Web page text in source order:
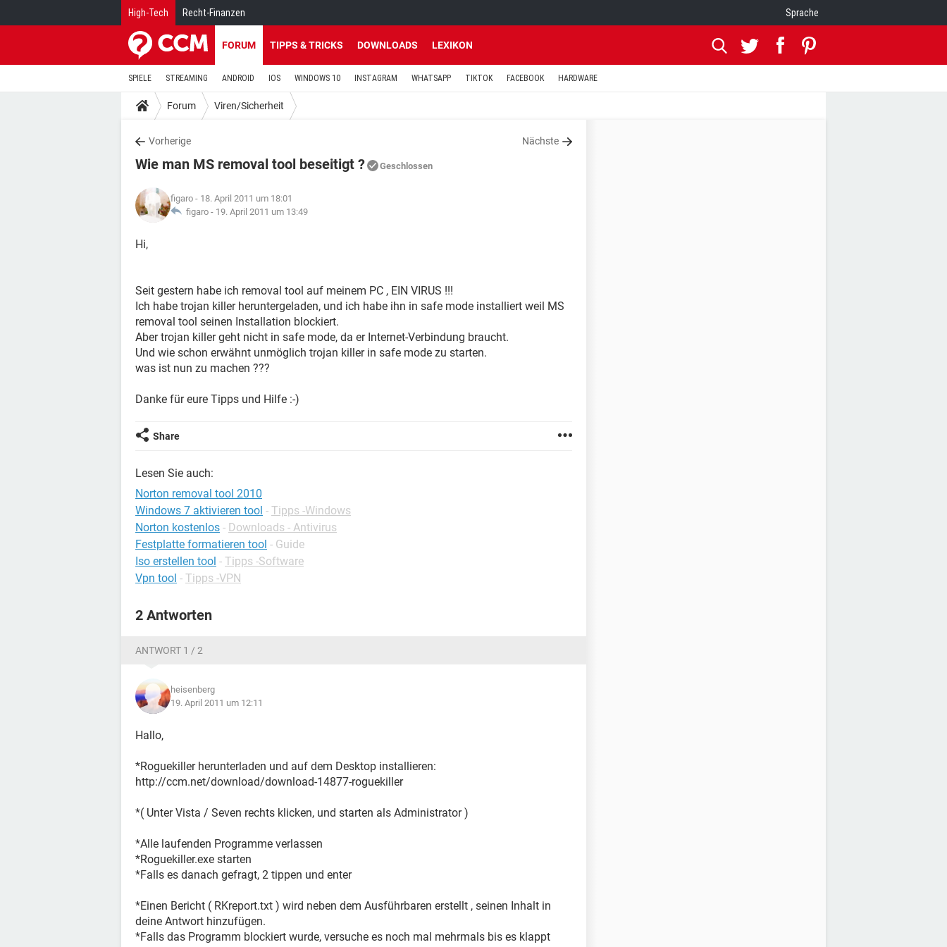
High-Tech Recht-Finanzen Sprache
FORUM TIPPS & TRICKS DOWNLOADS LEXIKON
SPIELE STREAMING ANDROID IOS WINDOWS 10 INSTAGRAM WHATSAPP TIKTOK FACEBOOK HARDWARE
Forum Viren/Sicherheit
Vorherige Nächste
Wie man MS removal tool beseitigt ? Geschlossen
figaro - 18. April 2011 um 18:01
figaro - 19. April 2011 um 13:49
Hi,
Seit gestern habe ich removal tool auf meinem PC , EIN VIRUS !!!
Ich habe trojan killer heruntergeladen, und ich habe ihn in safe mode installiert weil MS
removal tool seinen Installation blockiert.
Aber trojan killer geht nicht in safe mode, da er Internet-Verbindung braucht.
Und wie schon erwähnt unmöglich trojan killer in safe mode zu starten.
was ist nun zu machen ???
Danke für eure Tipps und Hilfe :-)
Share
Lesen Sie auch:
Norton removal tool 2010
Windows 7 aktivieren tool - Tipps -Windows
Norton kostenlos - Downloads - Antivirus
Festplatte formatieren tool - Guide
Iso erstellen tool - Tipps -Software
Vpn tool - Tipps -VPN
2 Antworten
ANTWORT 1 / 2
heisenberg
19. April 2011 um 12:11
Hallo,
*Roguekiller herunterladen und auf dem Desktop installieren:
http://ccm.net/download/download-14877-roguekiller
*( Unter Vista / Seven rechts klicken, und starten als Administrator )
*Alle laufenden Programme verlassen
*Roguekiller.exe starten
*Falls es danach gefragt, 2 tippen und enter
*Einen Bericht ( RKreport.txt ) wird neben dem Ausführbaren erstellt , seinen Inhalt in
deine Antwort hinzufügen.
*Falls das Programm blockiert wurde, versuche es noch mal mehrmals bis es klappt